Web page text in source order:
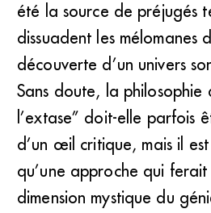
été la source de préjugés
dissuadent les mélomanes
découverte d’un univers
Sans doute, la philosophie
l’extase” doit-elle parfois
d’un œil critique, mais il
qu’une approche qui
dimension mystique du